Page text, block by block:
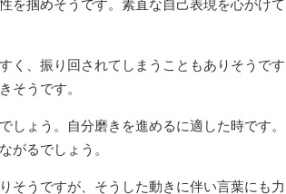
を掴めそうです。素直な自己表現を心がけて
く、振り回されてしまうこともありそうです
そうです。
しょう。自分磨きを進めるに適した時です。
がるでしょう。
そうですが、そうした動きに伴い言葉にも力